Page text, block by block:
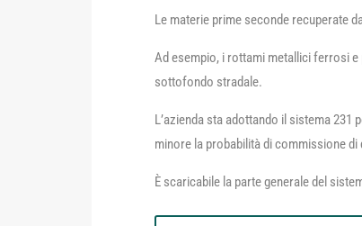
Le materie prime seconde recuperate
Ad esempio, i rottami metallici ferrosi
sottofondo stradale.
L’azienda sta adottando il sistema
minore la probabilità di commissione
È scaricabile la parte generale del